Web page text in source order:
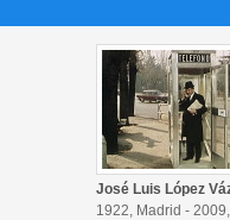
José Luis López
1922, Madrid -